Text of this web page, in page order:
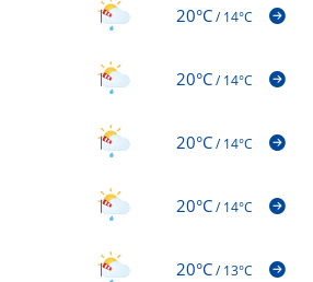
20°C/14°C
20°C/14°C
20°C/14°C
20°C/14°C
20°C/13°C